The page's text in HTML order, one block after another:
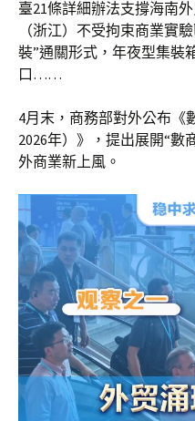
臺21條詳細辦法支撐海南
（浙江）不受拘束商業實
裝”通關形式，年夜型集裝
口……
4月末，商務部對外公布《
2026年）》，提出展開“數
外商業新上風。